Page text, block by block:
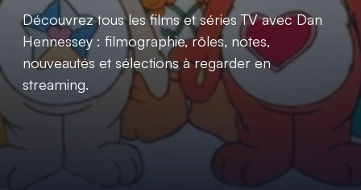
Découvrez tous les films et séries TV avec Dan
Hennessey : filmographie, rôles, notes,
nouveautés et sélections à regarder en
streaming.